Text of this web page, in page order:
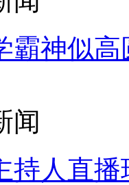
霸神似高
闻
持人直